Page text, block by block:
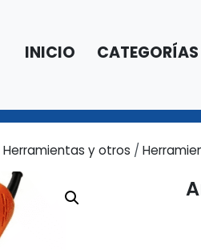
INICIO CATEGORÍAS
Herramientas y otros /